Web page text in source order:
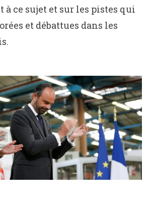
à ce sujet et sur les pistes qui
et débattues dans les